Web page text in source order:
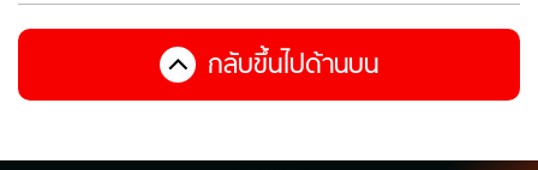
กลับขึ้นไปด้านบน